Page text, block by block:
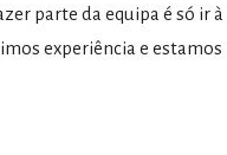
parte da equipa é só ir
experiência e estamos